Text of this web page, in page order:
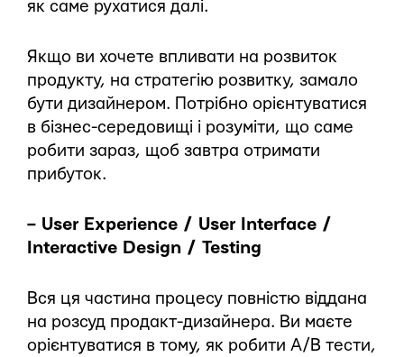
як саме рухатися далі.
Якщо ви хочете впливати на розвиток
продукту, на стратегію розвитку, замало
бути дизайнером. Потрібно орієнтуватися
в бізнес-середовищі і розуміти, що саме
робити зараз, щоб завтра отримати
прибуток.
– User Experience / User Interface /
Interactive Design / Testing
Вся ця частина процесу повністю віддана
на розсуд продакт-дизайнера. Ви маєте
орієнтуватися в тому, як робити A/B тести,